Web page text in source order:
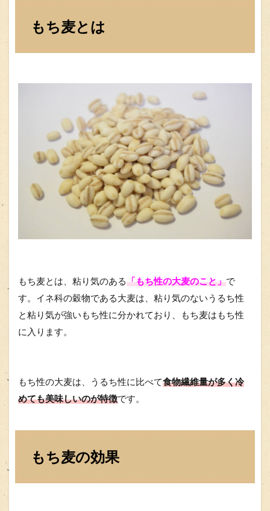
もち麦とは
もち麦とは、粘り気のある「もち性の大麦のこと」で
す。イネ科の穀物である大麦は、粘り気のないうるち性
と粘り気が強いもち性に分かれており、もち麦はもち性
に入ります。
もち性の大麦は、うるち性に比べて食物繊維量が多く冷
めても美味しいのが特徴です。
もち麦の効果